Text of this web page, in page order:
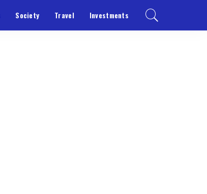
Society Travel Investments